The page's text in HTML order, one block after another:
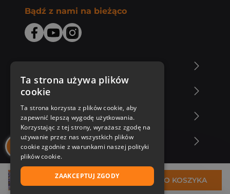
33,49 zł DO KOSZYKA
Bądź z nami na bieżąco
Zakupy u nas
Nasza oferta
Nasi autorzy
Ta strona używa plików
cookie
Ta strona korzysta z plików cookie, aby
zapewnić lepszą wygodę użytkowania.
Korzystając z tej strony, wyrażasz zgodę na
używanie przez nas wszystkich plików
cookie zgodnie z warunkami naszej polityki
plików cookie.
ZAAKCEPTUJ ZGODY